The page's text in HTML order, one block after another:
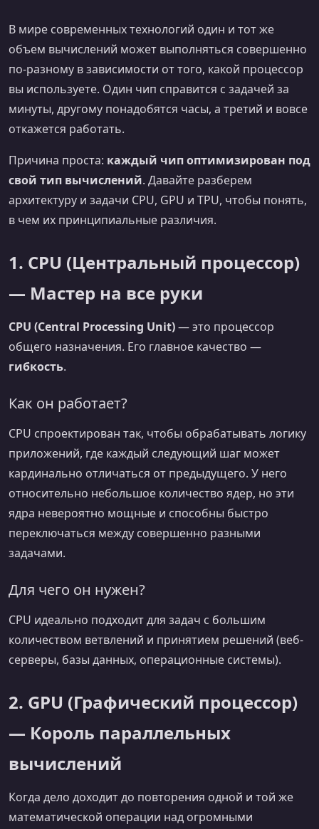
В мире современных технологий один и тот же
объем вычислений может выполняться совершенно
по-разному в зависимости от того, какой процессор
вы используете. Один чип справится с задачей за
минуты, другому понадобятся часы, а третий и вовсе
откажется работать.
Причина проста: каждый чип оптимизирован под
свой тип вычислений. Давайте разберем
архитектуру и задачи CPU, GPU и TPU, чтобы понять,
в чем их принципиальные различия.
1. CPU (Центральный процессор)
— Мастер на все руки
CPU (Central Processing Unit)— это процессор
общего назначения. Его главное качество —
гибкость.
Как он работает?
CPU спроектирован так, чтобы обрабатывать логику
приложений, где каждый следующий шаг может
кардинально отличаться от предыдущего. У него
относительно небольшое количество ядер, но эти
ядра невероятно мощные и способны быстро
переключаться между совершенно разными
задачами.
Для чего он нужен?
CPU идеально подходит для задач с большим
количеством ветвлений и принятием решений (веб-
серверы, базы данных, операционные системы).
2. GPU (Графический процессор)
— Король параллельных
вычислений
Когда дело доходит до повторения одной и той же
математической операции над огромными